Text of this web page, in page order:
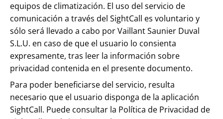
equipos de climatización. El uso del servicio de
comunicación a través del SightCall es voluntario y
sólo será llevado a cabo por Vaillant Saunier Duval
S.L.U. en caso de que el usuario lo consienta
expresamente, tras leer la información sobre
privacidad contenida en el presente documento.
Para poder beneficiarse del servicio, resulta
necesario que el usuario disponga de la aplicación
SightCall. Puede consultar la Política de Privacidad de